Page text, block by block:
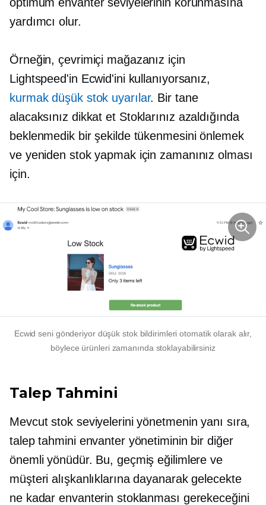
yardımcı olur.
Örneğin, çevrimiçi mağazanız için
Lightspeed'in Ecwid'ini kullanıyorsanız,
kurmakdüşük stok uyarılar. Bir tane
alacaksınız dikkat etStoklarınız azaldığında
beklenmedik bir şekilde tükenmesini önlemek
ve yeniden stok yapmak için zamanınız olması
için.
Ecwid seni gönderiyor düşük stokbildirimleri otomatik olarak alır,
böylece ürünleri zamanında stoklayabilirsiniz
Talep Tahmini
Mevcut stok seviyelerini yönetmenin yanı sıra,
talep tahmini envanter yönetiminin bir diğer
önemli yönüdür. Bu, geçmiş eğilimlere ve
müşteri alışkanlıklarına dayanarak gelecekte
ne kadar envanterin stoklanması gerekeceğini